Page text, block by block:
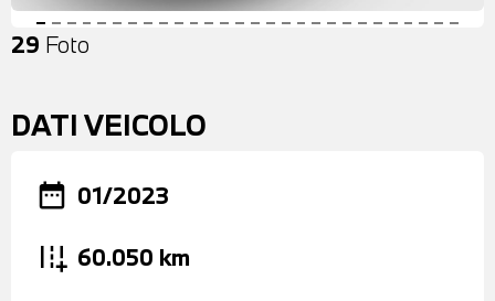
29 Foto
DATI VEICOLO
date_range 01/2023
add_road 60.050 km